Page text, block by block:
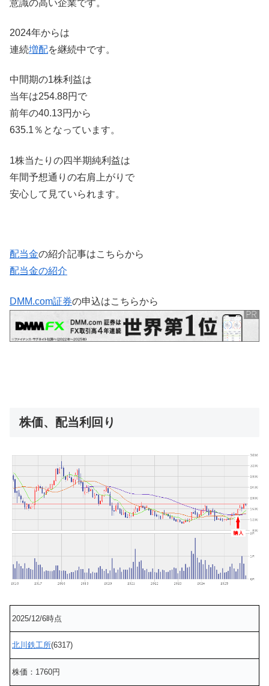
意識の高い企業です。
2024年からは
連続増配を継続中です。
中間期の1株利益は
当年は254.88円で
前年の40.13円から
635.1％となっています。
1株当たりの四半期純利益は
年間予想通りの右肩上がりで
安心して見ていられます。
配当金の紹介記事はこちらから
配当金の紹介
DMM.com証券の申込はこちらから
株価、配当利回り
2025/12/6時点
北川鉄工所(6317)
株価：1760円